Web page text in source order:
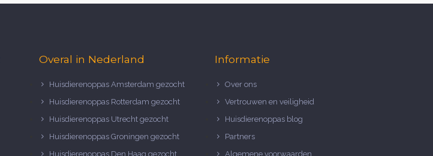
Overal in Nederland
Huisdierenoppas Amsterdam gezocht
Huisdierenoppas Rotterdam gezocht
Huisdierenoppas Utrecht gezocht
Huisdierenoppas Groningen gezocht
Huisdierenoppas Den Haag gezocht
Informatie
Over ons
Vertrouwen en veiligheid
Huisdierenoppas blog
Partners
Algemene voorwaarden